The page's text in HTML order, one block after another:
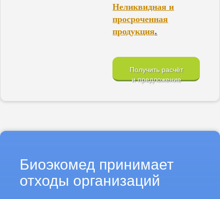
Неликвидная и
просроченная
продукция.
Получить расчёт
и предложение
Биоэкомед принимает
отходы организаций